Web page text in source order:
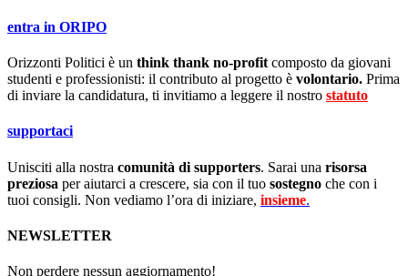
entra in ORIPO
Orizzonti Politici è un think thank no-profit composto da giovani
studenti e professionisti: il contributo al progetto è volontario. Prima
di inviare la candidatura, ti invitiamo a leggere il nostro statuto
supportaci
Unisciti alla nostra comunità di supporters. Sarai una risorsa
preziosa per aiutarci a crescere, sia con il tuo sostegno che con i
tuoi consigli. Non vediamo l’ora di iniziare, insieme.
NEWSLETTER
Non perdere nessun aggiornamento!